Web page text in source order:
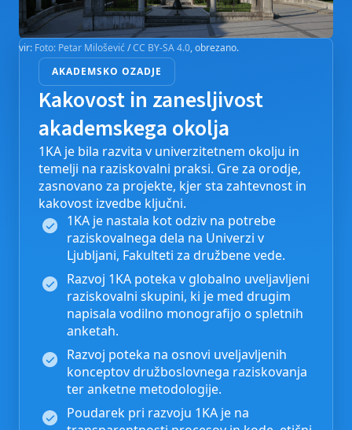
vir: Foto: Petar Milošević/CC BY-SA 4.0, obrezano.
AKADEMSKO OZADJE
Kakovost in zanesljivost
akademskega okolja
1KA je bila razvita v univerzitetnem okolju in
temelji na raziskovalni praksi. Gre za orodje,
zasnovano za projekte, kjer sta zahtevnost in
kakovost izvedbe ključni.
1KA je nastala kot odziv na potrebe
raziskovalnega dela na Univerzi v
Ljubljani, Fakulteti za družbene vede.
Razvoj 1KA poteka v globalno uveljavljeni
raziskovalni skupini, ki je med drugim
napisala vodilno monografijo o spletnih
anketah.
Razvoj poteka na osnovi uveljavljenih
konceptov družboslovnega raziskovanja
ter anketne metodologije.
Poudarek pri razvoju 1KA je na